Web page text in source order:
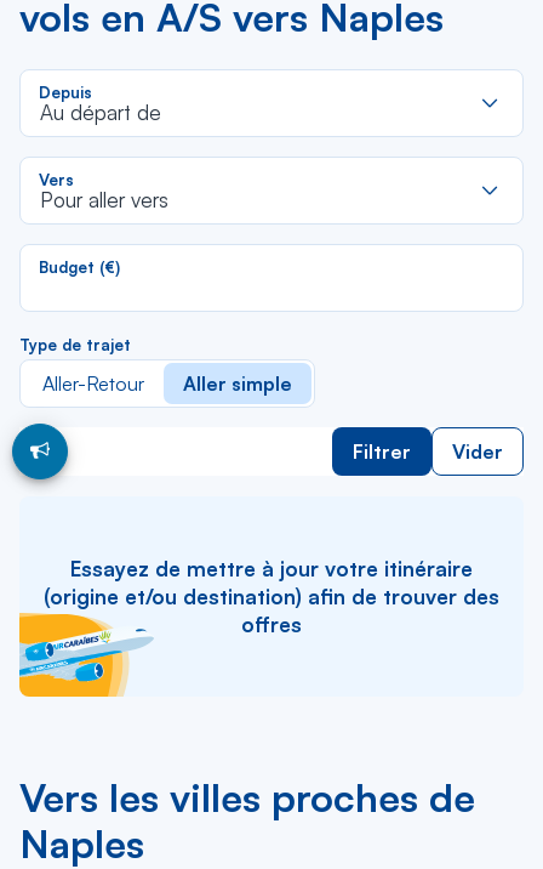
vols en A/S vers Naples
Depuis
Au départ de
Vers
Pour aller vers
Budget (€)
Type de trajet
Aller-Retour Aller simple
Filtrer Vider
Essayez de mettre à jour votre itinéraire
(origine et/ou destination) afin de trouver des
offres
Vers les villes proches de
Naples